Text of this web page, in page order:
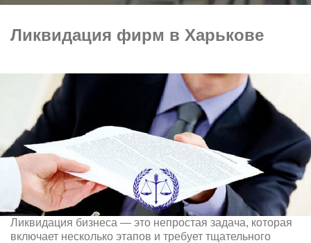
Ликвидация фирм в Харькове
Ликвидация бизнеса — это непростая задача, которая
включает несколько этапов и требует тщательного